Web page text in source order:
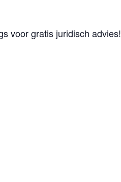
voor gratis juridisch advies!